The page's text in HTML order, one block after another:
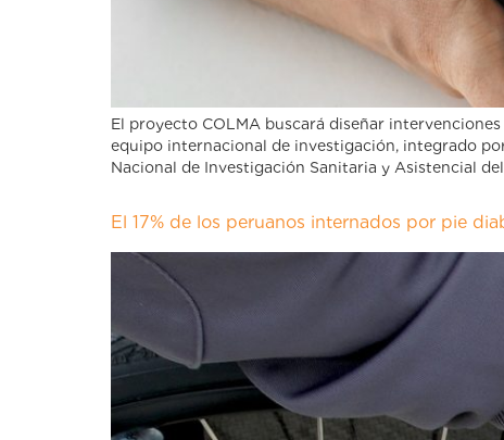
El proyecto COLMA buscará diseñar
equipo internacional de investigación, integrado
Nacional de Investigación Sanitaria y Asistencial
El 17% de los peruanos internados por pie